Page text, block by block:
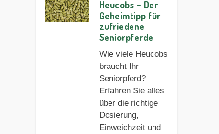
Heucobs – Der
Geheimtipp für
zufriedene
Seniorpferde
Wie viele Heucobs
braucht Ihr
Seniorpferd?
Erfahren Sie alles
über die richtige
Dosierung,
Einweichzeit und